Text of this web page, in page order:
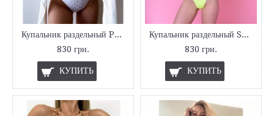
Купальник раздельный Peach
830 грн.
КУПИТЬ
Купальник раздельный Sunny
830 грн.
КУПИТЬ